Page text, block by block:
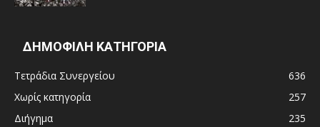
ΔΗΜΟΦΙΛΗ ΚΑΤΗΓΟΡΙΑ
Τετράδια Συνεργείου
636
Χωρίς κατηγορία
257
Διήγημα
235